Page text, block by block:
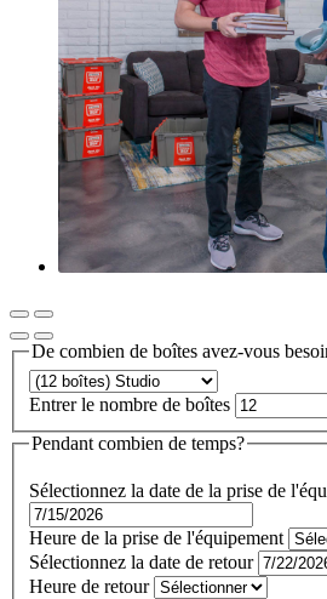
De combien de boîtes avez-vous
Entrer le nombre de boîtes
Pendant combien de temps?
Sélectionnez la date de la prise de
Heure de la prise de l'équipement
Sélectionnez la date de retour
Heure de retour